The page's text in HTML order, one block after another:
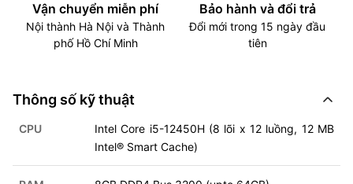
Vận chuyển miễn phí
Nội thành Hà Nội và Thành
phố Hồ Chí Minh
Bảo hành và đổi trả
Đổi mới trong 15 ngày đầu
tiên
Thông số kỹ thuật
CPU
Intel Core i5-12450H (8 lõi x 12 luồng, 12 MB
Intel® Smart Cache)